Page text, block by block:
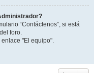
“Contáctenos”, si está
foro.
"El equipo".